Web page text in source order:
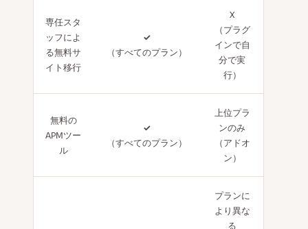
専任スタ
ッフによ
る無料サ
イト移行
✓
（すべてのプラン）
X
（プラグ
インで自
分で実
行）
無料の
APMツー
ル
✓
（すべてのプラン）
上位プラ
ンのみ
（アドオ
ン）
プランに
より異な
る